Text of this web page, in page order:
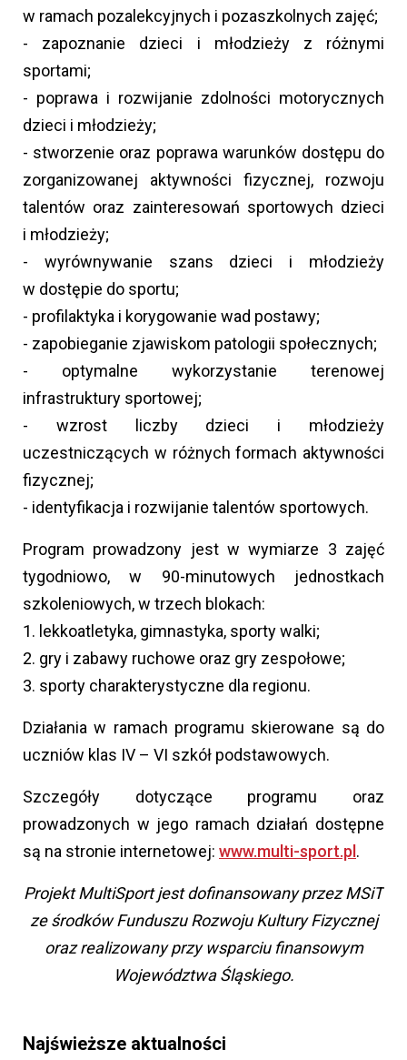
w ramach pozalekcyjnych i pozaszkolnych zajęć;
- zapoznanie dzieci i młodzieży z różnymi
sportami;
- poprawa i rozwijanie zdolności motorycznych
dzieci i młodzieży;
- stworzenie oraz poprawa warunków dostępu do
zorganizowanej aktywności fizycznej, rozwoju
talentów oraz zainteresowań sportowych dzieci
i młodzieży;
- wyrównywanie szans dzieci i młodzieży
w dostępie do sportu;
- profilaktyka i korygowanie wad postawy;
- zapobieganie zjawiskom patologii społecznych;
- optymalne wykorzystanie terenowej
infrastruktury sportowej;
- wzrost liczby dzieci i młodzieży
uczestniczących w różnych formach aktywności
fizycznej;
- identyfikacja i rozwijanie talentów sportowych.
Program prowadzony jest w wymiarze 3 zajęć
tygodniowo, w 90-minutowych jednostkach
szkoleniowych, w trzech blokach:
1. lekkoatletyka, gimnastyka, sporty walki;
2. gry i zabawy ruchowe oraz gry zespołowe;
3. sporty charakterystyczne dla regionu.
Działania w ramach programu skierowane są do
uczniów klas IV – VI szkół podstawowych.
Szczegóły dotyczące programu oraz
prowadzonych w jego ramach działań dostępne
są na stronie internetowej: www.multi-sport.pl .
Projekt MultiSport jest dofinansowany przez MSiT
ze środków Funduszu Rozwoju Kultury Fizycznej
oraz realizowany przy wsparciu finansowym
Województwa Śląskiego.
Najświeższe aktualności